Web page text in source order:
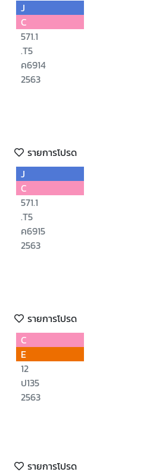
J
C
571.1
.T5
ค6914
2563
รายการโปรด
J
C
571.1
.T5
ค6915
2563
รายการโปรด
C
E
12
ป135
2563
รายการโปรด